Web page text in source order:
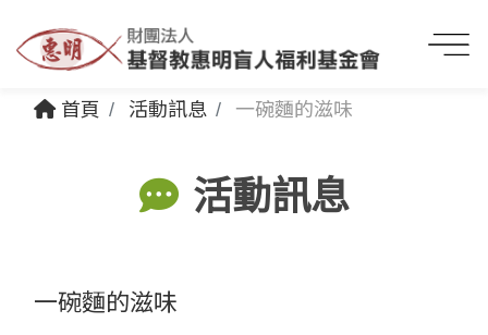
首頁 活動訊息 一碗麵的滋味
活動訊息
一碗麵的滋味